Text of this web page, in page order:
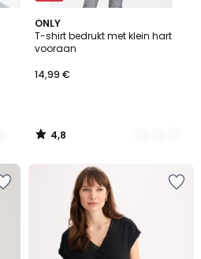
ONLY
T-shirt bedrukt met klein hart
vooraan
14,99 €
4,8
/ 5
5
Kleuren
4,8
/